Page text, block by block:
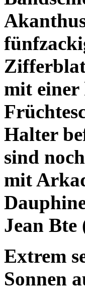
mit einer
Halter
sind
mit
Jean Bte
Extrem
Sonnen